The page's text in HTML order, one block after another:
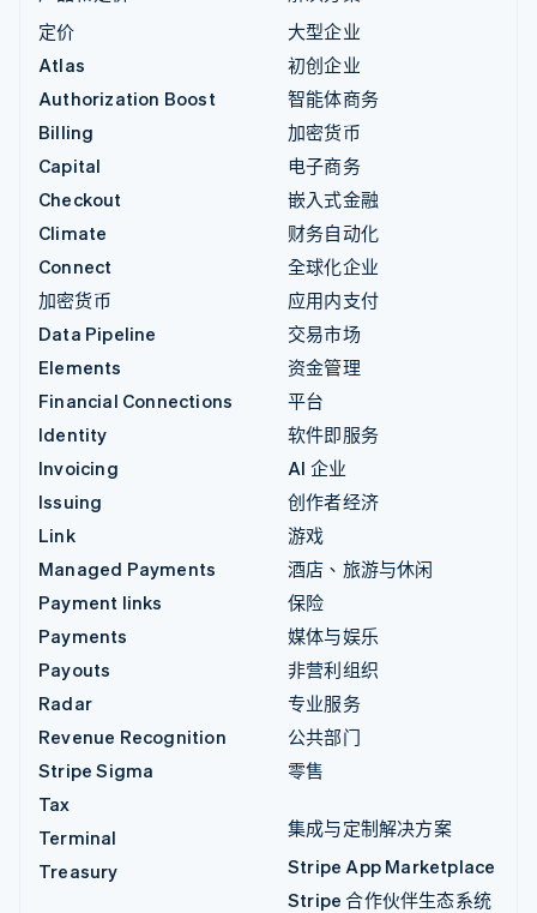
定价
Atlas
Authorization Boost
Billing
Capital
Checkout
Climate
Connect
加密货币
Data Pipeline
Elements
Financial Connections
Identity
Invoicing
Issuing
Link
Managed Payments
Payment links
Payments
Payouts
Radar
Revenue Recognition
Stripe Sigma
Tax
Terminal
Treasury
大型企业
初创企业
智能体商务
加密货币
电子商务
嵌入式金融
财务自动化
全球化企业
应用内支付
交易市场
资金管理
平台
软件即服务
AI 企业
创作者经济
游戏
酒店、旅游与休闲
保险
媒体与娱乐
非营利组织
专业服务
公共部门
零售
集成与定制解决方案
Stripe App Marketplace
Stripe 合作伙伴生态系统